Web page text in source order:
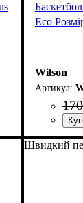
Eco
Wilson
Швидкий